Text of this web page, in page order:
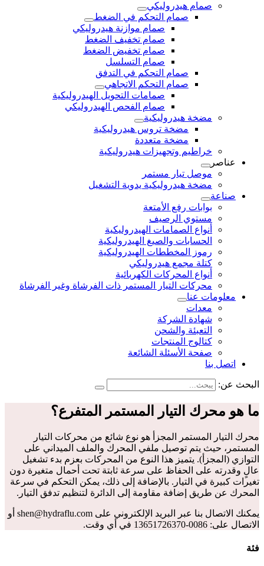
صمام هيدروليكي
صمام التحكم في الضغط
صمام موازنة هيدروليكي
صمام تخفيف الضغط
صمام تخفيض الضغط
صمام التسلسل
صمام التحكم في التدفق
صمام التحكم الاتجاهي
صمامات التحويل الهيدروليكية
صمام الفحص الهيدروليكي
مضخة هيدروليكية
مضخة تروس هيدروليكية
مضخة متعددة
خراطيم وتجهيزات هيدروليكية
عناصر
موصل تيار مستمر
مضخة هيدروليكية يدوية التشغيل
صناعة
بوابات رفع الأمتعة
مستوي الرصيف
أنواع الصمامات الهيدروليكية
الحسابات والصيغ الهيدروليكية
رموز المخططات الهيدروليكية
كتلة مجمع هيدروليكي
أنواع المحركات الكهربائية
محركات التيار المستمر ذات الفرشاة وغير الفرشاة
معلومات عنا
معدات
شهادة الشركة
التعبئة والشحن
كتالوج المنتجات
صفحة الأسئلة الشائعة
اتصل بنا
البحث عن:
ما هو محرك التيار المستمر المتفرع؟
محرك التيار المستمر المجزأ هو نوع شائع من محركات التيار
المستمر، حيث يتم توصيل ملفي المحرك والملف الميداني على
التوازي (المجزأ). يتميز هذا النوع من المحركات بعزم بدء تشغيل
عالٍ وقدرته على الحفاظ على سرعة ثابتة تحت أحمال متغيرة دون
تغيرات كبيرة في التيار. بالإضافة إلى ذلك، يمكن التحكم في سرعة
المحرك عن طريق إضافة مقاومة إلى الدائرة لتنظيم تدفق التيار.
يمكنك الاتصال بنا عبر البريد الإلكتروني على shen@hydraflu.com أو
الاتصال على: 0086-13651726370 في أي وقت.
فئة